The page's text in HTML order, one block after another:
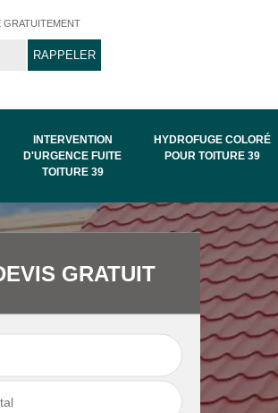
GRATUITEMENT
INTERVENTION
D'URGENCE FUITE
TOITURE 39
HYDROFUGE COLORÉ
POUR TOITURE 39
coloré
39
Intervention
d'urgence fuite
toiture 39
GRATUIT